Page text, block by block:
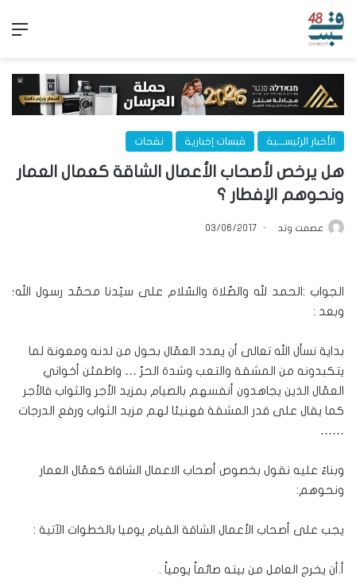
الأخبار الرئيســـية قبسات إخبارية نفحات
هل يرخص لأصحاب الأعمال الشاقة كعمال العمار
ونحوهم الإفطار ؟
عصمت وتد 03/06/2017
الجواب :الحمد لله والصّلاة والسّلام على سيّدنا محمّد رسول الله؛
وبعد :
بداية نسأل الله تعالى أن يمدد العمّال بحول من لدنه ومعونة لما
يتكبدونه من المشقة والتعب وشدة الحرّ … واطمئن أخواني
العمّال الذين يجاهدون أنفسهم بالصيام بمزيد الأجر والثواب فالأجر
كما يقال على قدر المشقة فهنيئا لهم مزيد الثواب ورفع الدرجات
……
وبناءً عليه نقول بخصوص أصحاب الاعمال الشاقة كعمّال العمار
ونحوهم:
يجب على أصحاب الأعمال الشاقة القيام يوميا بالخطوات الآتية :
أ.أن يخرج العامل من بيته صائماً يومياً .